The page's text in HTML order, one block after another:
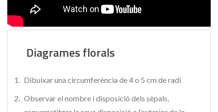
Diagrames florals
Dibuixar una circumferència de 4 o 5 cm de radi
Observar el nombre i disposició dels sèpals,